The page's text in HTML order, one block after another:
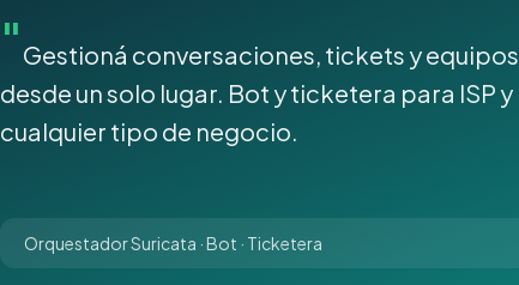
Gestioná conversaciones, tickets y equipos
desde un solo lugar. Bot y ticketera para ISP y
cualquier tipo de negocio.
Orquestador Suricata · Bot · Ticketera